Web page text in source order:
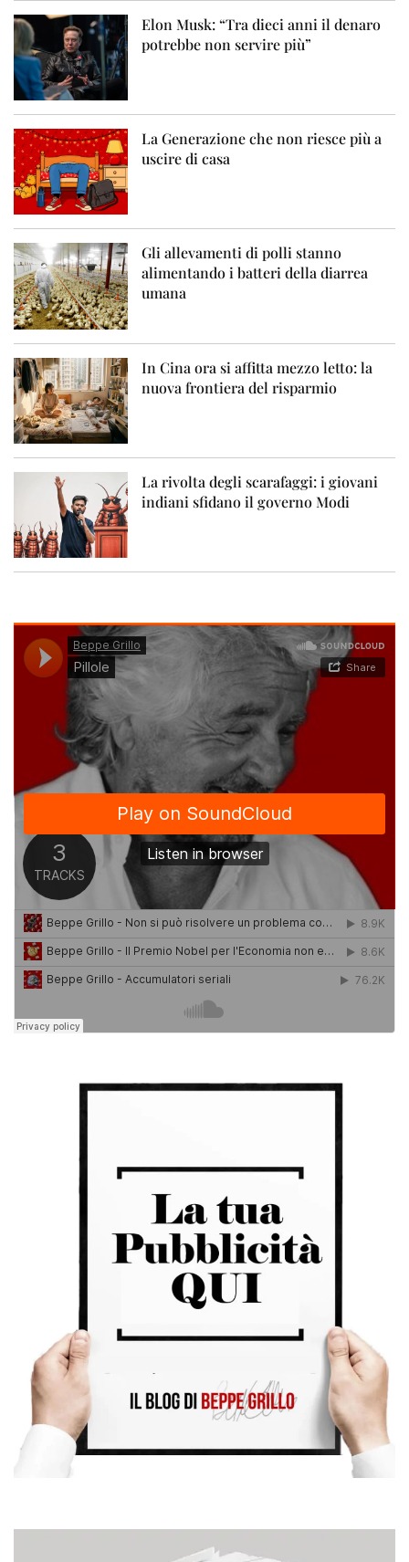
Elon Musk: “Tra dieci anni il denaro
potrebbe non servire più”
La Generazione che non riesce più a
uscire di casa
Gli allevamenti di polli stanno
alimentando i batteri della diarrea
umana
In Cina ora si affitta mezzo letto: la
nuova frontiera del risparmio
La rivolta degli scarafaggi: i giovani
indiani sfidano il governo Modi